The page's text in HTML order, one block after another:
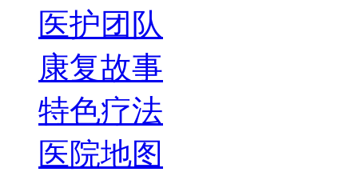
医护团队
康复故事
特色疗法
医院地图